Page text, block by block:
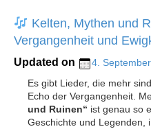
Kelten, Mythen und
Vergangenheit und
Updated on 4.
Es gibt Lieder, die mehr
Echo der Vergangenheit.
und Ruinen“ ist genau so
Geschichte und Legenden,